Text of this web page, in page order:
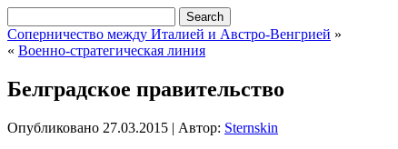
Соперничество между Италией и Австро-Венгрией »
« Военно-стратегическая линия
Белградское правительство
Опубликовано 27.03.2015 | Автор: Sternskin